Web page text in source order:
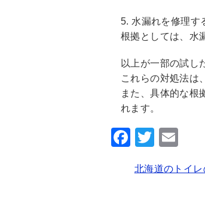
5. 水漏れを修理す
根拠としては、水
以上が一部の試し
これらの対処法は
また、具体的な根
れます。
F
c
T
tt ai
北海道のトイ